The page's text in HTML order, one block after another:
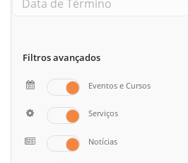
Filtros avançados
Eventos e Cursos
Serviços
Notícias